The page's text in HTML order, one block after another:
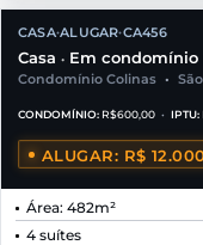
CASA•ALUGAR•CA456
Casa • Em condomínio
Condomínio Colinas •
CONDOMÍNIO: R$600,00 • IPTU:
ALUGAR: R$
Área: 482m²
4 suítes